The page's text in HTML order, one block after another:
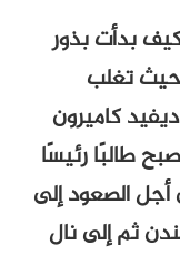
بدأت بذور
حيث تغلب
كاميرون
طالبًا رئيسًا
الصعود إلى
ثم إلى نال